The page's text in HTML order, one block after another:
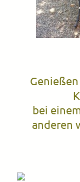
bei
anderen